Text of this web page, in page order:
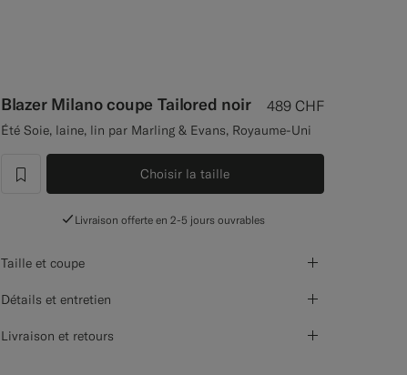
Blazer Milano coupe Tailored noir 489 CHF
Été Soie, laine, lin par Marling & Evans, Royaume-Uni
label.header.wishlist
Choisir la taille
Livraison offerte en 2-5 jours ouvrables
Taille et coupe
Détails et entretien
Livraison et retours